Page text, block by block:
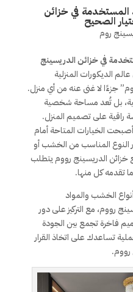
في خزائن
الصحيح
روم
في خزائن الدريسينج
الديكورات المنزلية
جزءًا لا غنى عنه من أي منزل.
بل تُعد مساحة شخصية
على تصميم المنزل.
أصبحت الخيارات المتاحة أمام
النوع المناسب من الخشب أو
خزائن الدريسينج رووم يتطلب
تقدمه كل منها.
الخشب والمواد
رووم، مع التركيز على دور
فاخرة تجمع بين الجودة
تساعدك على اتخاذ القرار
رووم.